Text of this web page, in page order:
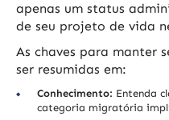
apenas um status
de seu projeto de vida
As chaves para manter
ser resumidas em:
Conhecimento: Entenda
categoria migratória